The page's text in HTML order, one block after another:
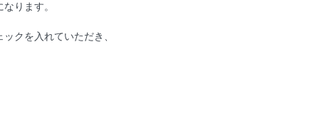
ります。
クを入れていただき、